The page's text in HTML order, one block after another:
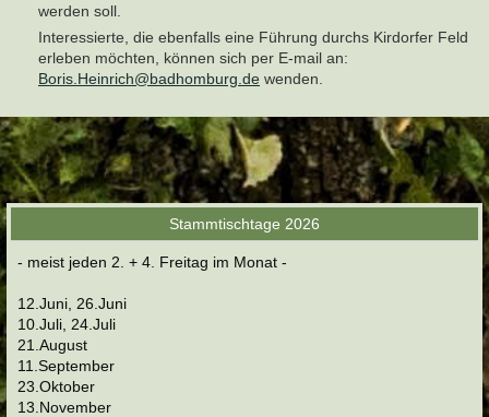
werden soll.
Interessierte, die ebenfalls eine Führung durchs Kirdorfer Feld
erleben möchten, können sich per E-mail an:
Boris.Heinrich@badhomburg.de wenden.
Stammtischtage 2026
- meist jeden 2. + 4. Freitag im Monat -
12.Juni, 26.Juni
10.Juli, 24.Juli
21.August
11.September
23.Oktober
13.November